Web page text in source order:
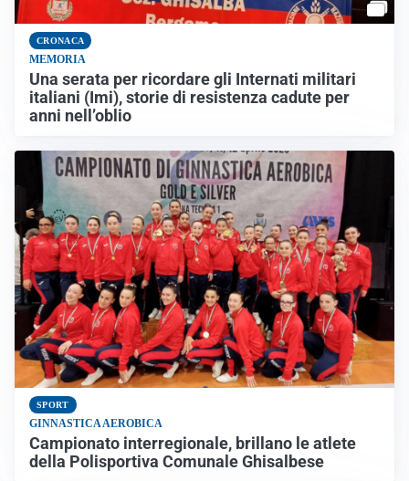
CRONACA
MEMORIA
Una serata per ricordare gli Internati militari
italiani (Imi), storie di resistenza cadute per
anni nell’oblio
SPORT
GINNASTICA AEROBICA
Campionato interregionale, brillano le atlete
della Polisportiva Comunale Ghisalbese